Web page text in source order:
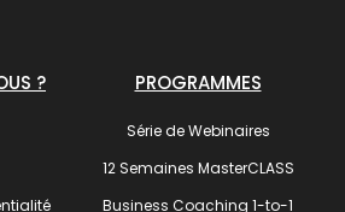
? PROGRAMMES
Série de Webinaires
12 Semaines MasterCLASS
Business Coaching 1-to-1